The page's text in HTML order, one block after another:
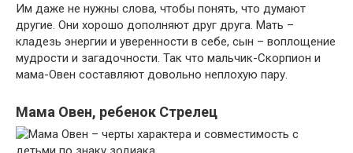
Им даже не нужны слова, чтобы понять, что думают
другие. Они хорошо дополняют друг друга. Мать –
кладезь энергии и уверенности в себе, сын – воплощение
мудрости и загадочности. Так что мальчик-Скорпион и
мама-Овен составляют довольно неплохую пару.
Мама Овен, ребенок Стрелец